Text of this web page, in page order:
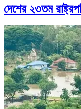
দেশের ২৩তম